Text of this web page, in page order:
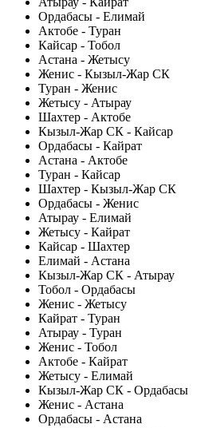
Ордабасы - Елимай
Актобе - Туран
Кайсар - Тобол
Астана - Жетысу
Женис - Кызыл-Жар СК
Туран - Женис
Жетысу - Атырау
Шахтер - Актобе
Кызыл-Жар СК - Кайсар
Ордабасы - Кайрат
Астана - Актобе
Туран - Кайсар
Шахтер - Кызыл-Жар СК
Ордабасы - Женис
Атырау - Елимай
Жетысу - Кайрат
Кайсар - Шахтер
Елимай - Астана
Кызыл-Жар СК - Атырау
Тобол - Ордабасы
Женис - Жетысу
Кайрат - Туран
Атырау - Туран
Женис - Тобол
Актобе - Кайрат
Жетысу - Елимай
Кызыл-Жар СК - Ордабасы
Женис - Астана
Ордабасы - Астана